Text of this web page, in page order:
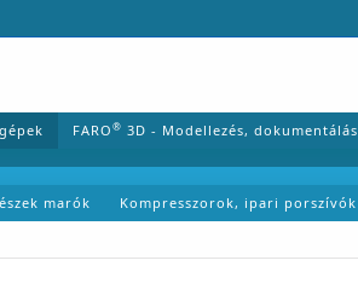
FARO® 3D - Modellezés, dokumentálás
marók Kompresszorok, ipari porszívók